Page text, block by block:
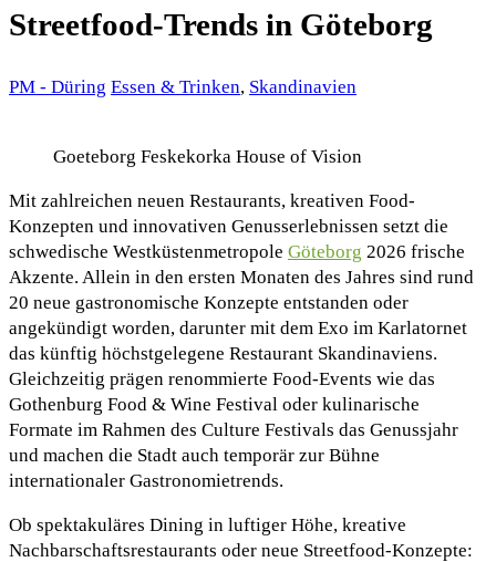
Streetfood-Trends in Göteborg
PM - Düring Essen & Trinken, Skandinavien
Goeteborg Feskekorka House of Vision
Mit zahlreichen neuen Restaurants, kreativen Food-
Konzepten und innovativen Genusserlebnissen setzt die
schwedische Westküstenmetropole Göteborg 2026 frische
Akzente. Allein in den ersten Monaten des Jahres sind rund
20 neue gastronomische Konzepte entstanden oder
angekündigt worden, darunter mit dem Exo im Karlatornet
das künftig höchstgelegene Restaurant Skandinaviens.
Gleichzeitig prägen renommierte Food-Events wie das
Gothenburg Food & Wine Festival oder kulinarische
Formate im Rahmen des Culture Festivals das Genussjahr
und machen die Stadt auch temporär zur Bühne
internationaler Gastronomietrends.
Ob spektakuläres Dining in luftiger Höhe, kreative
Nachbarschaftsrestaurants oder neue Streetfood-Konzepte: